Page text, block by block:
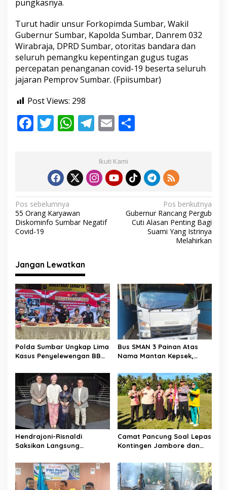
pungkasnya.
Turut hadir unsur Forkopimda Sumbar, Wakil
Gubernur Sumbar, Kapolda Sumbar, Danrem 032
Wirabraja, DPRD Sumbar, otoritas bandara dan
seluruh pemangku kepentingan gugus tugas
percepatan penanganan covid-19 beserta seluruh
jajaran Pemprov Sumbar. (Fpiisumbar)
Post Views: 298
F
o
k
T
er
W
s
A
p
p
T
e
gr
a
m
E
ai
l e
Ikuti Kami
N
a
v
g
a
s
i
p
o
s
Pos sebelumnya
55 Orang Karyawan
Diskominfo Sumbar Negatif
Covid-19
Pos berikutnya
Gubernur Rancang Pergub
Cuti Alasan Penting Bagi
Suami Yang Istrinya
Melahirkan
Jangan Lewatkan
Polda Sumbar Ungkap Lima
Kasus Penyelewengan BBM
Biosolar Disita
Bus SMAN 3 Painan Atas
Nama Mantan Kepsek,
Kredit
Hendrajoni-Risnaldi
Saksikan Langsung
Jakarta, Panggung
D’Academy 8 Menggelegar!
Camat Pancung Soal Lepas
Kontingen Jambore dan
kepada Peserta